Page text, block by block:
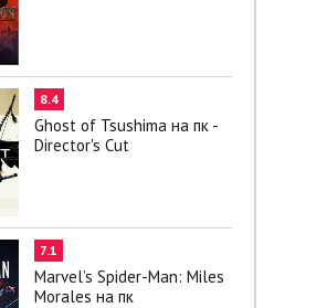
8.4
Ghost of Tsushima на пк -
Director's Cut
7.1
Marvel’s Spider-Man: Miles
Morales на пк